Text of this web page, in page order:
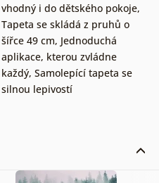
vhodný i do dětského pokoje,
Tapeta se skládá z pruhů o
šířce 49 cm, Jednoduchá
aplikace, kterou zvládne
každý, Samolepící tapeta se
silnou lepivostí